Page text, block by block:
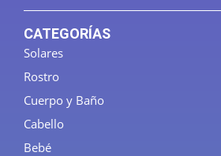
CATEGORÍAS
Solares
Rostro
Cuerpo y Baño
Cabello
Bebé